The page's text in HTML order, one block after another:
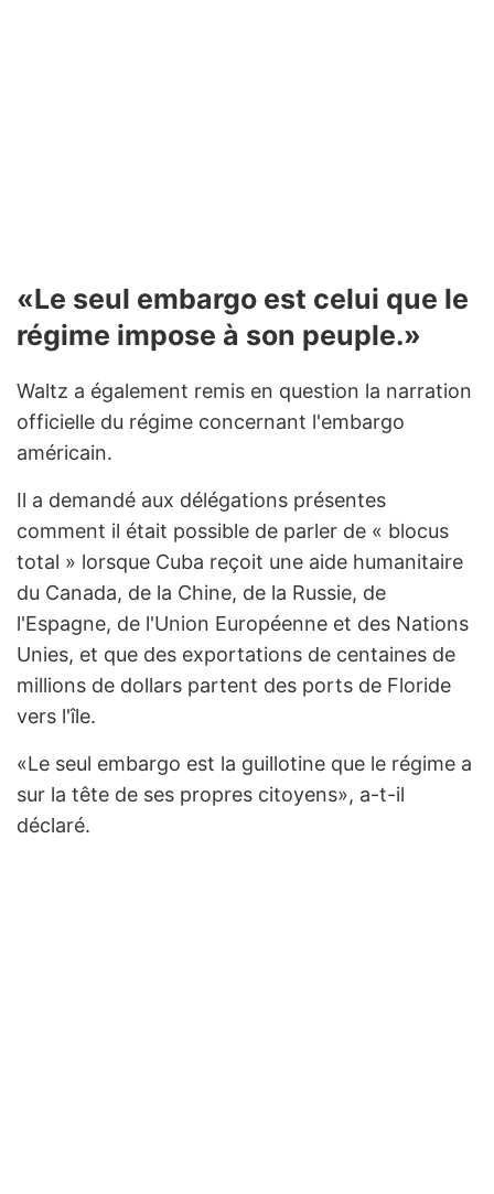
«Le seul embargo est celui que le
régime impose à son peuple.»
Waltz a également remis en question la narration
officielle du régime concernant l'embargo
américain.
Il a demandé aux délégations présentes
comment il était possible de parler de « blocus
total » lorsque Cuba reçoit une aide humanitaire
du Canada, de la Chine, de la Russie, de
l'Espagne, de l'Union Européenne et des Nations
Unies, et que des exportations de centaines de
millions de dollars partent des ports de Floride
vers l'île.
«Le seul embargo est la guillotine que le régime a
sur la tête de ses propres citoyens», a-t-il
déclaré.